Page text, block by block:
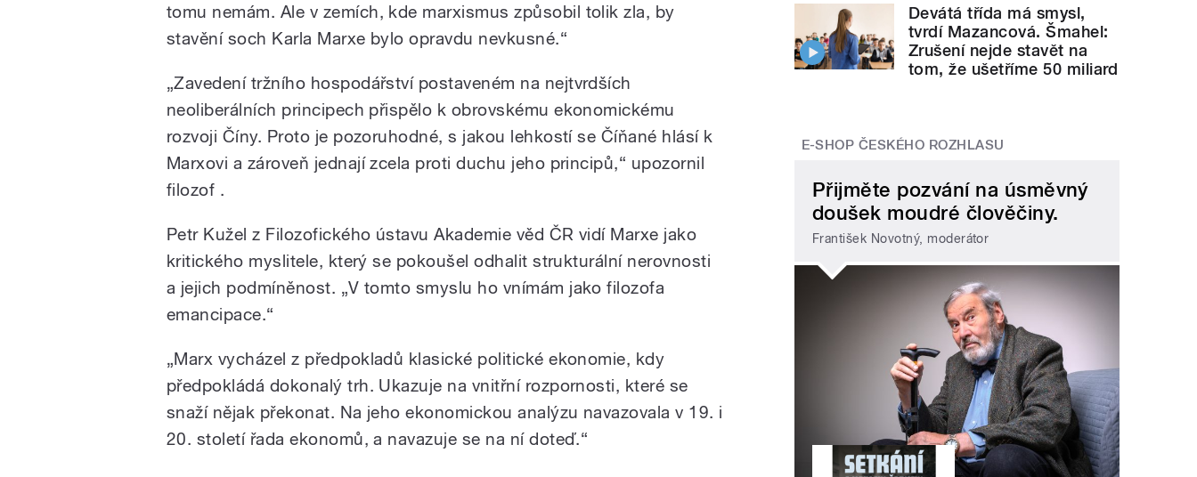
tomu nemám. Ale v zemích, kde marxismus způsobil tolik zla, by
stavění soch Karla Marxe bylo opravdu nevkusné.“
„Zavedení tržního hospodářství postaveném na nejtvrdších
neoliberálních principech přispělo k obrovskému ekonomickému
rozvoji Číny. Proto je pozoruhodné, s jakou lehkostí se Číňané hlásí k
Marxovi a zároveň jednají zcela proti duchu jeho principů,“ upozornil
filozof .
Petr Kužel z Filozofického ústavu Akademie věd ČR vidí Marxe jako
kritického myslitele, který se pokoušel odhalit strukturální nerovnosti
a jejich podmíněnost. „V tomto smyslu ho vnímám jako filozofa
emancipace.“
„Marx vycházel z předpokladů klasické politické ekonomie, kdy
předpokládá dokonalý trh. Ukazuje na vnitřní rozpornosti, které se
snaží nějak překonat. Na jeho ekonomickou analýzu navazovala v 19. i
20. století řada ekonomů, a navazuje se na ní doteď.“
Devátá třída má smysl,
tvrdí Mazancová. Šmahel:
Zrušení nejde stavět na
tom, že ušetříme 50 miliard
E-SHOP ČESKÉHO ROZHLASU
Přijměte pozvání na úsměvný
doušek moudré člověčiny.
František Novotný, moderátor